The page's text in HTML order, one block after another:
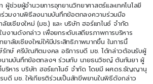
ยผู้อำนวยการอุทยานวิทยาศาสตร์และเทคโนโลยี
ร่วมงานพิธีลงนามบันทึกข้อตกลงความร่วมมือ
ยเชียงใหม่ (มช.) และ บริษัท ฮอร์แกไนซ์ จำกัด
นงานดังกล่าว เพื่อยกระดับเสถียรภาพการบริหาร
าลัยเชียงใหม่ให้มีประสิทธิภาพมากขึ้น ในการนี้
รักษ์ ศรีบัณฑิตมงคล อธิการบดี มช. ได้กล่าวต้อนรับผู้
นามบันทึกข้อตกลงฯ ร่วมกับ นายธนวิชญ์ ต้นกันยา ผู้
บริหาร บริษัท ฮอร์แกไนซ์ จำกัด โดยมี ผศ.ดร.ธัญญานุ
ดี มช. ให้เกียรติร่วมเป็นสักขีพยานในพิธีดังกล่าว